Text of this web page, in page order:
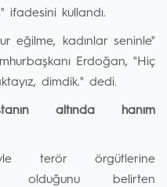
ifadesini kullandı.
eğilme, kadınlar seninle"
Erdoğan, "Hiç
dimdik." dedi.
altında hanım
terör örgütlerine
olduğunu belirten